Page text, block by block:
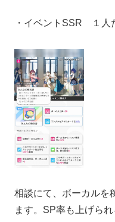
・イベントSSR １人
相談にて、ボーカルを
ます。SP率も上げら